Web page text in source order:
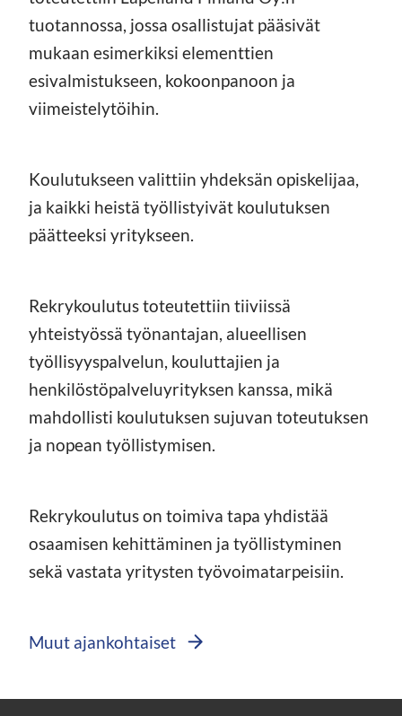
tuotannossa, jossa osallistujat pääsivät
mukaan esimerkiksi elementtien
esivalmistukseen, kokoonpanoon ja
viimeistelytöihin.
Koulutukseen valittiin yhdeksän opiskelijaa,
ja kaikki heistä työllistyivät koulutuksen
päätteeksi yritykseen.
Rekrykoulutus toteutettiin tiiviissä
yhteistyössä työnantajan, alueellisen
työllisyyspalvelun, kouluttajien ja
henkilöstöpalveluyrityksen kanssa, mikä
mahdollisti koulutuksen sujuvan toteutuksen
ja nopean työllistymisen.
Rekrykoulutus on toimiva tapa yhdistää
osaamisen kehittäminen ja työllistyminen
sekä vastata yritysten työvoimatarpeisiin.
Muut ajankohtaiset